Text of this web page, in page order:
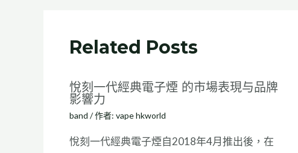
Related Posts
悅刻一代經典電子煙 的市場表現与品牌
影響力
band / 作者: vape hkworld
悅刻一代經典電子煙自2018年4月推出後，在